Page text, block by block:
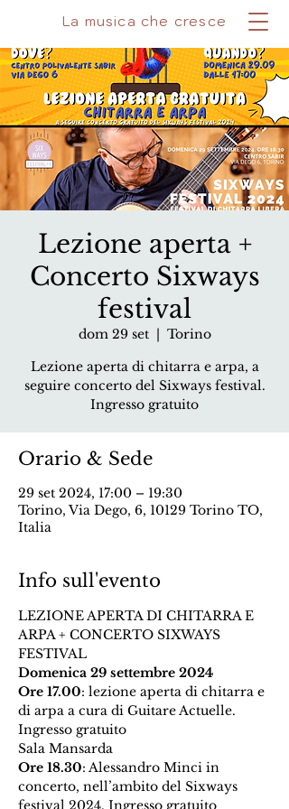
La musica che cresce
Lezione aperta +
Concerto Sixways
festival
dom 29 set
  |
Torino
Lezione aperta di chitarra e arpa, a
seguire concerto del Sixways festival.
Ingresso gratuito
Orario & Sede
29 set 2024, 17:00 – 19:30
Torino, Via Dego, 6, 10129 Torino TO,
Italia
Info sull'evento
LEZIONE APERTA DI CHITARRA E
ARPA + CONCERTO SIXWAYS
FESTIVAL
Domenica 29 settembre 2024
Ore 17.00: lezione aperta di chitarra e
di arpa a cura di Guitare Actuelle.
Ingresso gratuito
Sala Mansarda
Ore 18.30: Alessandro Minci in
concerto, nell’ambito del Sixways
festival 2024. Ingresso gratuito